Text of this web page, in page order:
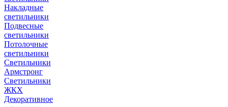
Накладные
светильники
Подвесные
светильники
Потолочные
светильники
Светильники
Армстронг
Светильники
ЖКХ
Декоративное